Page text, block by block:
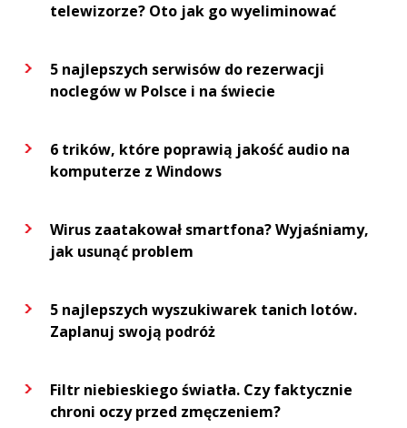
telewizorze? Oto jak go wyeliminować
5 najlepszych serwisów do rezerwacji
noclegów w Polsce i na świecie
6 trików, które poprawią jakość audio na
komputerze z Windows
Wirus zaatakował smartfona? Wyjaśniamy,
jak usunąć problem
5 najlepszych wyszukiwarek tanich lotów.
Zaplanuj swoją podróż
Filtr niebieskiego światła. Czy faktycznie
chroni oczy przed zmęczeniem?